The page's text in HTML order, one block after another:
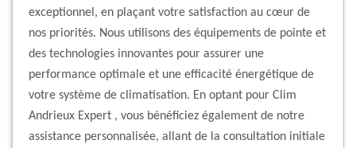
exceptionnel, en plaçant votre satisfaction au cœur de
nos priorités. Nous utilisons des équipements de pointe et
des technologies innovantes pour assurer une
performance optimale et une efficacité énergétique de
votre système de climatisation. En optant pour Clim
Andrieux Expert , vous bénéficiez également de notre
assistance personnalisée, allant de la consultation initiale